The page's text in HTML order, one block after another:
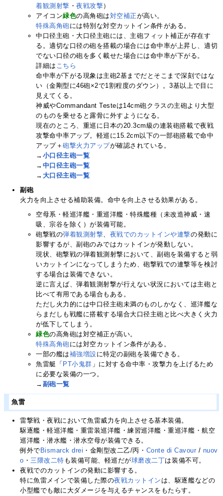
着観測射撃 ・夜戦攻撃）
アイコン緑色の高角砲は対空補正が高い。
特殊高角砲には特別な対空カットイン条件がある。
中口径主砲・大口径主砲には、主砲フィット補正が存在す
る。適切な口径の砲を搭載の場合には命中率が上昇し、適切
でない口径の砲を多く載せた場合には命中率が下がる。
詳細は こちら
命中率が下がる現象は主砲2基までだとそこまで深刻ではな
い（金剛型に46砲×2で1割程度のダウン）。3基以上で目に
見えてくる。
神威やCommandant Testeは14cm砲クラスの主砲より大型
のものを乗せると露骨に外すようになる。
現在のところ、重巡に日本の20.3cm級の連装砲搭載で夜戦
攻撃命中率アップ。軽巡に15.2cm以下の一部砲搭載で命中
アップ＋砲撃火力アップが確認されている。
→ 小口径主砲一覧
→ 中口径主砲一覧
→ 大口径主砲一覧
副砲
火力を向上させる補助装備。命中を向上させる効果がある。
空母系・軽巡洋艦・重巡洋艦・特殊艦種（未改造神威・速
吸、宗谷を除く）が装備可能。
砲撃戦の弾着観測射撃 夜戦でのカットインや連撃の発動に
影響するが、副砲のみではカットインが発動しない。
現状、砲撃戦の弾着観測射撃において、副砲を装備すると弱
いカットインになってしまうため、砲撃戦での連撃等を検討
する場合は装備できない。
逆に言えば、弾着観測射撃が行えない状況においては主砲と
比べて有用である場合もある。
ただし火力的には中口径主砲未満のものしかなく、巡洋艦な
らまだしも戦艦に搭載する場合大口径主砲と比べ大きく火力
が低下してしまう。
緑色の高角砲は対空補正が高い。
特殊高角砲には対空カットイン条件がある。
一部の艦は補強増設に特定の副砲を装備できる。
魚雷艇「 PT小鬼群 」に対する命中率・攻撃力を上げるため
に必要な装備の一つ。
→ 副砲一覧
魚雷
雷撃戦・夜戦において魚雷威力を向上させる基本装備。
駆逐艦・軽巡洋艦・重雷装巡洋艦・練習巡洋艦・重巡洋艦・航空
巡洋艦・潜水艦・潜水空母が装備できる。
例外で Bismarck drei ・金剛型改二乙/丙・ Conte di Cavour / nuov
o ・三隈改二特 も装備可能、軽巡だが球磨改二丁は装備不可。
夜戦でのカットインの発動に影響する。
特に魚雷メインで装備した際の夜戦カットイン は、駆逐艦などの
小型艦でも敵に大ダメージを与えるチャンスをもたらす。